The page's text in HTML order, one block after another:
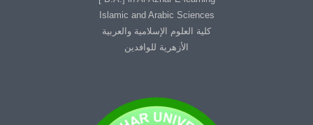
Islamic and Arabic Sciences
كلية العلوم الإسلامية والعربية
الأزهرية للوافدين